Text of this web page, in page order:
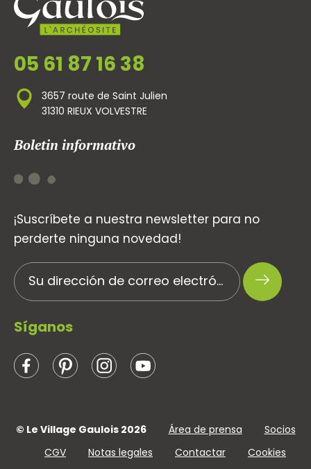
05 61 87 16 38
3657 route de Saint Julien
31310 RIEUX VOLVESTRE
Boletin informativo
¡Suscríbete a nuestra newsletter para no
perderte ninguna novedad!
Síganos
© Le Village Gaulois 2026 Área de prensa
Socios
CGV
Notas legales Contactar
Cookies